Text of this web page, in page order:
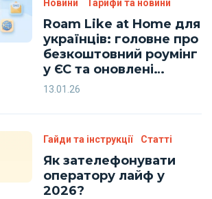
Новини
Тарифи та новини
Roam Like at Home для
українців: головне про
безкоштовний роумінг
у ЄС та оновлені
тарифи Київстар,
13.01.26
Гайди та інструкції Статті
Як зателефонувати
оператору лайф у
2026?